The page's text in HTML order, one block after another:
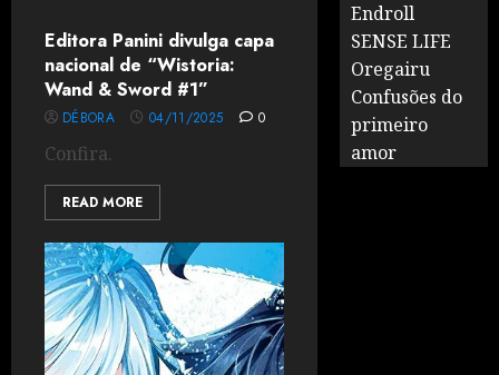
Editora Panini divulga capa
nacional de “Wistoria:
Wand & Sword #1”
DÉBORA 04/11/2025 0
Confira.
READ MORE
Endroll
SENSE LIFE
Oregairu
Confusões do
primeiro
amor